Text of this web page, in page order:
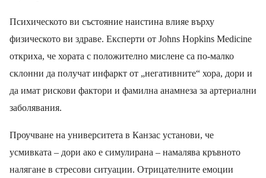
Психическото ви състояние наистина влияе върху
физическото ви здраве. Експерти от Johns Hopkins Medicine
откриха, че хората с положително мислене са по-малко
склонни да получат инфаркт от „негативните“ хора, дори и
да имат рискови фактори и фамилна анамнеза за артериални
заболявания.
Проучване на университета в Канзас установи, че
усмивката – дори ако е симулирана – намалява кръвното
налягане в стресови ситуации. Отрицателните емоции